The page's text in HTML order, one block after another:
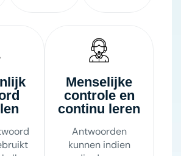
Menselijke
controle en
continu leren
Antwoorden
kunnen indien